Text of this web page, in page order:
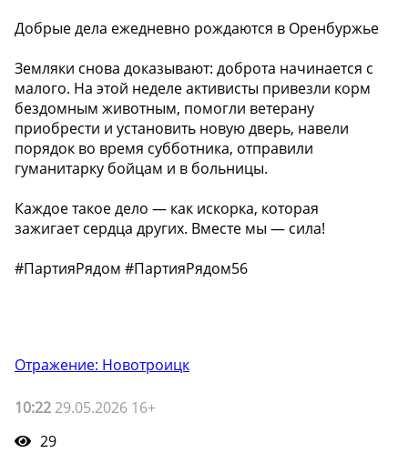
Добрые дела ежедневно рождаются в Оренбуржье
Земляки снова доказывают: доброта начинается с
малого. На этой неделе активисты привезли корм
бездомным животным, помогли ветерану
приобрести и установить новую дверь, навели
порядок во время субботника, отправили
гуманитарку бойцам и в больницы.
Каждое такое дело — как искорка, которая
зажигает сердца других. Вместе мы — сила!
#ПартияРядом #ПартияРядом56
Отражение: Новотроицк
10:22 29.05.2026 16+
29